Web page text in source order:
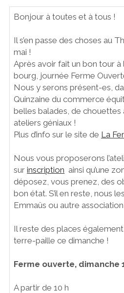
CINÉ DE PLEIN
CONTACTONS-
facebook
email
Bonjour à toutes et à tous !
Il s’en passe des choses au
mai !
Après avoir fait un bon tour à
bourg, journée Ferme
Nous y serons présent-es,
Quinzaine du commerce
belles balades, de chouettes
ateliers géniaux !
Plus d’info sur le site de La
Nous vous proposerons
surinscription ainsi qu’une
déposez, vous prenez, des
bon état. S’il en reste, nous
Emmaüs ou autre
Il reste des places
terre-paille ce dimanche !
Ferme ouverte, dimanche
A partir de 10 h